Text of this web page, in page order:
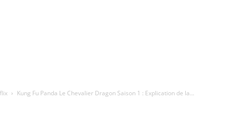
Kung Fu Panda Le Chevalier Dragon Saison 1 : Explication de la...